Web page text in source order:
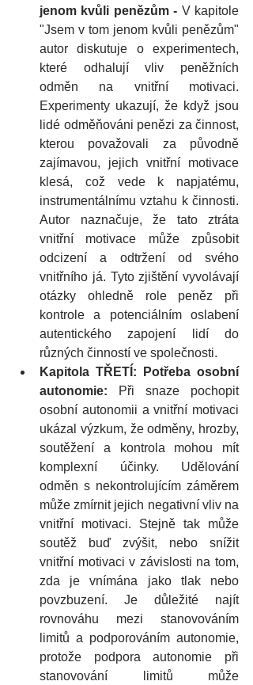
jenom kvůli penězům - V kapitole
"Jsem v tom jenom kvůli penězům"
autor diskutuje o experimentech,
které odhalují vliv peněžních
odměn na vnitřní motivaci.
Experimenty ukazují, že když jsou
lidé odměňováni penězi za činnost,
kterou považovali za původně
zajímavou, jejich vnitřní motivace
klesá, což vede k napjatému,
instrumentálnímu vztahu k činnosti.
Autor naznačuje, že tato ztráta
vnitřní motivace může způsobit
odcizení a odtržení od svého
vnitřního já. Tyto zjištění vyvolávají
otázky ohledně role peněz při
kontrole a potenciálním oslabení
autentického zapojení lidí do
různých činností ve společnosti.
Kapitola TŘETÍ: Potřeba osobní
autonomie:
Při snaze pochopit
osobní autonomii a vnitřní motivaci
ukázal výzkum, že odměny, hrozby,
soutěžení a kontrola mohou mít
komplexní účinky. Udělování
odměn s nekontrolujícím záměrem
může zmírnit jejich negativní vliv na
vnitřní motivaci. Stejně tak může
soutěž buď zvýšit, nebo snížit
vnitřní motivaci v závislosti na tom,
zda je vnímána jako tlak nebo
povzbuzení. Je důležité najít
rovnováhu mezi stanovováním
limitů a podporováním autonomie,
protože podpora autonomie při
stanovování limitů může